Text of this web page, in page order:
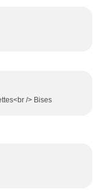
/> Bises